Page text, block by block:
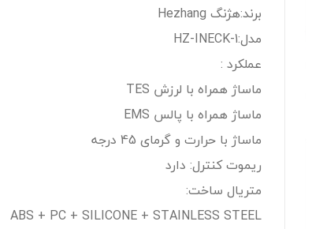
برند:هژنگ Hezhang
مدل:HZ-INECK-1
عملکرد :
ماساژ همراه با لرزش TES
ماساژ همراه با پالس EMS
ماساژ با حرارت و گرمای 45 درجه
ریموت کنترل: دارد
متریال ساخت:
ABS + PC + SILICONE + STAINLESS STEEL